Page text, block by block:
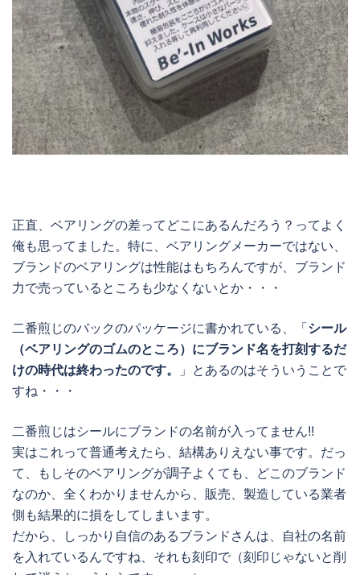
正直、ベアリングの差ってどこにあるんだろう？ってよく
俺も思ってました。特に、ベアリングメーカーではない、
ブランドのベアリングは性能はもちろんですが、ブランド
力で売っているところも少なくないとか・・・
二番煎じのバックのパッケージに書かれている、「シール
（ベアリングのゴムのところ）にブランド名を打刻するだ
けの時代は終わったのです。
」とあるのはそういうことで
すね・・・
二番煎じはシールにブランドの名前が入ってません!!
実はこれって普通考えたら、結構ありえない事です。だっ
て、もしそのベアリングが調子よくても、どこのブランド
なのか、全くわかりませんから、販売、製造している業者
側も結果的に損をしてしまいます。
だから、しっかり自信のあるブランドさんは、自社の名前
を入れているんですね、それも刻印で（刻印じゃないと削